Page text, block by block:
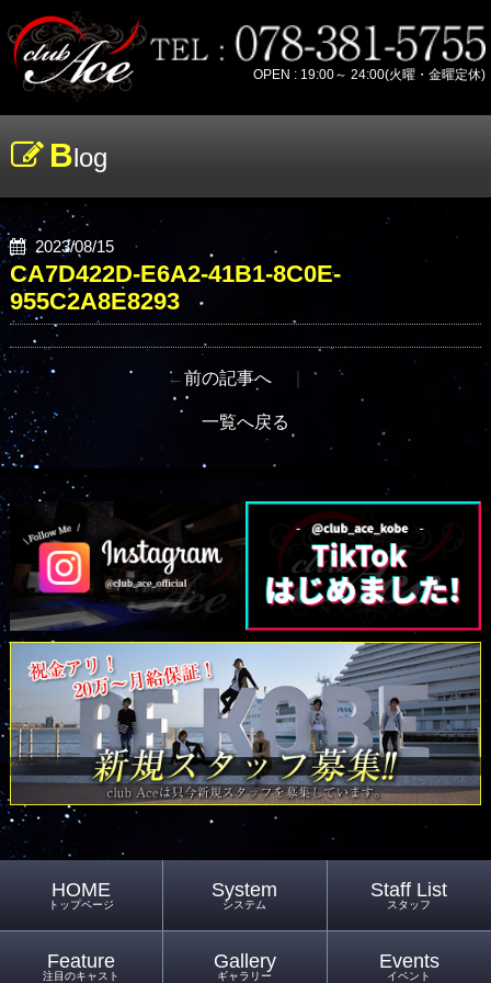
OPEN : 19:00～ 24:00(火曜・金曜定休)
Blog
2023/08/15
CA7D422D-E6A2-41B1-8C0E-
955C2A8E8293
←前の記事へ ｜
一覧へ戻る
HOME
トップページ
System
システム
Staff List
スタッフ
Feature
注目のキャスト
Gallery
ギャラリー
Events
イベント